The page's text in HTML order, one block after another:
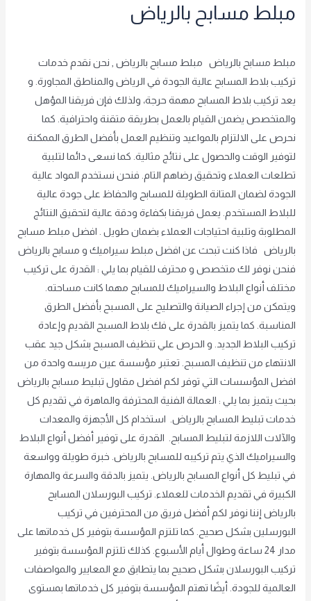
مبلط مسابح بالرياض
مبلط مسابح بالرياض مبلط مسابح بالرياض , نحن نقدم خدمات
تركيب بلاط المسابح عالية الجودة في الرياض والمناطق المجاورة. و
يعد تركيب بلاط المسابح مهمة حرجة، ولذلك فإن فريقنا المؤهل
والمتخصص يضمن القيام بالعمل بطريقة متقنة واحترافية. كما
نحرص على الالتزام بالمواعيد وتنظيم العمل بأفضل الطرق الممكنة
لتوفير الوقت والحصول على نتائج مثالية. كما نسعى دائما لتلبية
تطلعات العملاء وتحقيق رضاهم التام. فنحن نستخدم المواد عالية
الجودة لضمان المتانة الطويلة للمسابح والحفاظ على جودة عالية
للبلاط المستخدم. يعمل فريقنا بكفاءة ودقة عالية لتحقيق النتائج
المطلوبة وتلبية احتياجات العملاء بضمان طويل . افضل مبلط مسابح
بالرياض فاذا كنت تبحث عن افضل مبلط سيراميك و مسابح بالرياض
فنحن نوفر لك متخصص و محترف للقيام بما يلي : القدرة على تركيب
مختلف أنواع البلاط والسيراميك للمسابح مهما كانت مساحته.
ويتمكن من إجراء الصيانة والتصليح على المسبح بأفضل الطرق
المناسبة. كما يتميز بالقدرة على فك بلاط المسبح القديم وإعادة
تركيب البلاط الجديد. و الحرص علي تنظيف المسبح بشكل جيد عقب
الانتهاء من تنظيف المسبح. تعتبر مؤسسة عين مريسه واحدة من
افضل المؤسسات التي توفر لكم افضل مقاول تبليط مسابح بالرياض
بحيث يتميز بما يلي : العمالة الفنية المحترفة والماهرة في تقديم كل
خدمات تبليط المسابح بالرياض. استخدام كل الأجهزة والمعدات
والآلات اللازمة لتبليط المسابح. القدرة على توفير أفضل أنواع البلاط
والسيراميك الذي يتم تركيبه للمسابح بالرياض. خبرة طويلة وواسعة
في تبليط كل أنواع المسابح بالرياض. يتميز بالدقة والسرعة والمهارة
الكبيرة في تقديم الخدمات للعملاء. تركيب البورسلان المسابح
بالرياض إننا نوفر لكم أفضل فريق من المحترفين في تركيب
البورسلين بشكل صحيح. كما تلتزم المؤسسة بتوفير كل خدماتها على
مدار 24 ساعة وطوال أيام الأسبوع. كذلك تلتزم المؤسسة بتوفير
تركيب البورسلان بشكل صحيح بما يتطابق مع المعايير والمواصفات
العالمية للجودة. أيضًا تهتم المؤسسة بتوفير كل خدماتها بمستوى